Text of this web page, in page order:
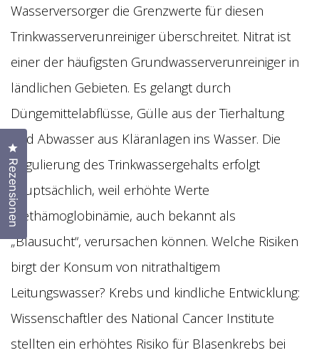
Wasserversorger die Grenzwerte für diesen
Trinkwasserverunreiniger überschreitet. Nitrat ist
einer der häufigsten Grundwasserverunreiniger in
ländlichen Gebieten. Es gelangt durch
Düngemittelabflüsse, Gülle aus der Tierhaltung
und Abwasser aus Kläranlagen ins Wasser. Die
Regulierung des Trinkwassergehalts erfolgt
hauptsächlich, weil erhöhte Werte
Methämoglobinämie, auch bekannt als
„Blausucht“, verursachen können. Welche Risiken
birgt der Konsum von nitrathaltigem
Leitungswasser? Krebs und kindliche Entwicklung:
Wissenschaftler des National Cancer Institute
stellten ein erhöhtes Risiko für Blasenkrebs bei
Rezensionen
Klicken Sie, um den Bewertungsdialog zu öffnen